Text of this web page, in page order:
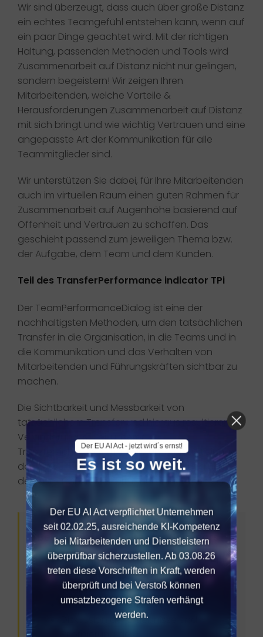
Wir sind überzeugt, dass auch über große Distanz
ein echtes Teamgefühl entstehen kann, wenn auf
ein paar Dinge geachtet wird. Mit der richtigen
Haltung, passenden Methoden und Tools wird
Zusammenarbeit auf Distanz nicht nur gelingen,
sondern begeistern! Wir zeigen Ihren
Mitarbeitenden, welche Vorteile &
Herausforderungen Zusammenarbeit auf Distanz
mit sich bringt und wie wichtig Vertrauen und eine
angepasste Art der Kommunikation für alle
Teammitglieder sind.​
Wir unterstützen Sie dabei, für Ihre Mitarbeitenden
auch im virtuellen Raum einen guten Rahmen für
Zusammenarbeit auf Augenhöhe basierend auf
Offenheit und Vertrauen zu schaffen. Das
geschieht passend zum jeweiligen Thema bzw.
der Aufgabe, dem Team und dem Kunden.
Teil des TransferPerformance indicator TPi
Der TeamPerformanceDialog ist eine der
nachhaltigsten Methoden, um den tatsächlichen
Transfer in die Organisation, in die Teams und in
die Kommunikation und das Verhalten von
Mitarbeitenden und Führungskräften sichtbar zu
machen.
Die Sichtbarkeit und Messbarkeit von
tatsächlichem Transfer und hieraus resultierender
Veränderung ist Teil unserer
Transfersicherungsstrategie und schlägt sich in
der Messung, Auswertung und Steuerung über
den sog. TransferPerformance indicator nieder.
Beispielhafte Inhalte des Seminars
Einigung auf ein gemeinsames Ziel
des Workshops – Wohin will das
Team?​
Ermittlung des Status Quo​
Diskussion der Ergebnisse und
Der EU AI Act - jetzt wird´s ernst!
Es ist so weit.
Der EU AI Act verpflichtet Unternehmen
seit 02.02.25, ausreichende KI-Kompetenz
bei Mitarbeitenden und Dienstleistern
überprüfbar sicherzustellen. Ab 03.08.26
treten diese Vorschriften in Kraft, werden
überprüft und bei Verstoß können
umsatzbezogene Strafen verhängt
werden.